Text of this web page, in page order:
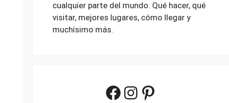
cualquier parte del mundo. Qué hacer, qué
visitar, mejores lugares, cómo llegar y
muchísimo más.
Facebook
Instagram
Pinterest